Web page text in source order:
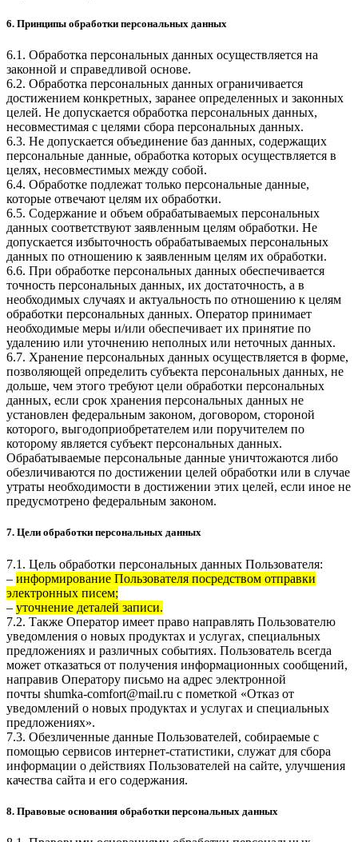
6. Принципы обработки персональных данных
6.1. Обработка персональных данных осуществляется на
законной и справедливой основе.
6.2. Обработка персональных данных ограничивается
достижением конкретных, заранее определенных и законных
целей. Не допускается обработка персональных данных,
несовместимая с целями сбора персональных данных.
6.3. Не допускается объединение баз данных, содержащих
персональные данные, обработка которых осуществляется в
целях, несовместимых между собой.
6.4. Обработке подлежат только персональные данные,
которые отвечают целям их обработки.
6.5. Содержание и объем обрабатываемых персональных
данных соответствуют заявленным целям обработки. Не
допускается избыточность обрабатываемых персональных
данных по отношению к заявленным целям их обработки.
6.6. При обработке персональных данных обеспечивается
точность персональных данных, их достаточность, а в
необходимых случаях и актуальность по отношению к целям
обработки персональных данных. Оператор принимает
необходимые меры и/или обеспечивает их принятие по
удалению или уточнению неполных или неточных данных.
6.7. Хранение персональных данных осуществляется в форме,
позволяющей определить субъекта персональных данных, не
дольше, чем этого требуют цели обработки персональных
данных, если срок хранения персональных данных не
установлен федеральным законом, договором, стороной
которого, выгодоприобретателем или поручителем по
которому является субъект персональных данных.
Обрабатываемые персональные данные уничтожаются либо
обезличиваются по достижении целей обработки или в случае
утраты необходимости в достижении этих целей, если иное не
предусмотрено федеральным законом.
7. Цели обработки персональных данных
7.1. Цель обработки персональных данных Пользователя:
– информирование Пользователя посредством отправки
электронных писем;
– уточнение деталей записи.
7.2. Также Оператор имеет право направлять Пользователю
уведомления о новых продуктах и услугах, специальных
предложениях и различных событиях. Пользователь всегда
может отказаться от получения информационных сообщений,
направив Оператору письмо на адрес электронной
почты shumka-comfort@mail.ru с пометкой «Отказ от
уведомлений о новых продуктах и услугах и специальных
предложениях».
7.3. Обезличенные данные Пользователей, собираемые с
помощью сервисов интернет-статистики, служат для сбора
информации о действиях Пользователей на сайте, улучшения
качества сайта и его содержания.
8. Правовые основания обработки персональных данных